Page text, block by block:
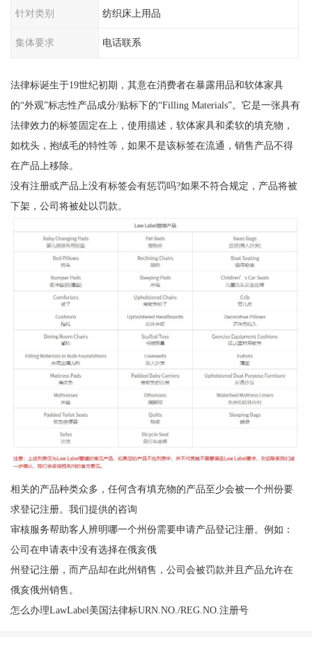
针对类别 纺织床上用品
集体要求 电话联系
法律标诞生于19世纪初期，其意在消费者在暴露用品和软体家具
的“外观”标志性产品成分/贴标下的“Filling Materials”。它是一张具有
法律效力的标签固定在上，使用描述，软体家具和柔软的填充物，
如枕头，抱绒毛的特性等，如果不是该标签在流通，销售产品不得
在产品上移除。
没有注册或产品上没有标签会有惩罚吗?如果不符合规定，产品将被
下架，公司将被处以罚款。
相关的产品种类众多，任何含有填充物的产品至少会被一个州份要
求登记注册。我们提供的咨询
审核服务帮助客人辨明哪一个州份需要申请产品登记注册。例如：
公司在申请表中没有选择在俄亥俄
州登记注册，而产品却在此州销售，公司会被罚款并且产品允许在
俄亥俄州销售。
怎么办理LawLabel美国法律标URN.NO./REG.NO.注册号